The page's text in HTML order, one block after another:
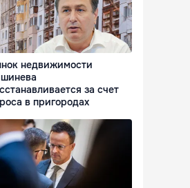
недвижимости
за счет
в пригородах